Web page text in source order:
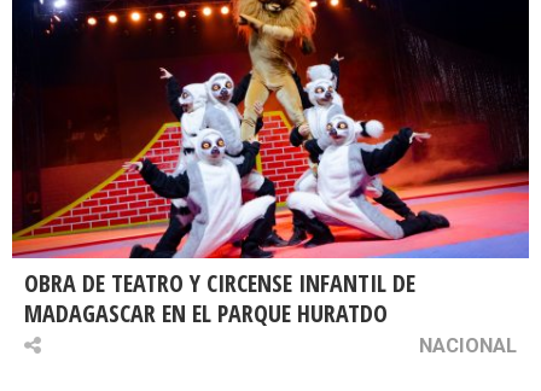
OBRA DE TEATRO Y CIRCENSE INFANTIL DE
MADAGASCAR EN EL PARQUE HURATDO
NACIONAL